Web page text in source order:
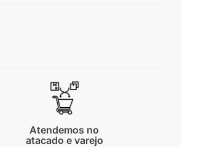
Atendemos no
atacado e varejo